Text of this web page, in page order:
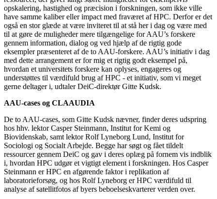
opskalering, hastighed og præcision i forskningen, som ikke ville
have samme kaliber eller impact med fraværet af HPC. Derfor er det
også en stor glæde at være inviteret til at stå her i dag og være med
til at gøre de muligheder mere tilgængelige for AAU’s forskere
gennem information, dialog og ved hjælp af de rigtig gode
eksempler præsenteret af de to AAU-forskere. AAU’s initiativ i dag
med dette arrangement er for mig et rigtig godt eksempel på,
hvordan et universitets forskere kan oplyses, engageres og
understøttes til værdifuld brug af HPC - et initiativ, som vi meget
gerne deltager i, udtaler DeiC-direktør Gitte Kudsk.
AAU-cases og CLAAUDIA
De to AAU-cases, som Gitte Kudsk nævner, finder deres udspring
hos hhv. lektor Casper Steinmann, Institut for Kemi og
Biovidenskab, samt lektor Rolf Lyneborg Lund, Institut for
Sociologi og Socialt Arbejde. Begge har søgt og fået tildelt
ressourcer gennem DeiC og gav i deres oplæg på fornem vis indblik
i, hvordan HPC udgør et vigtigt element i forskningen. Hos Casper
Steinmann er HPC en afgørende faktor i replikation af
laboratorieforsøg, og hos Rolf Lyneborg er HPC værdifuld til
analyse af satellitfotos af byers beboelseskvarterer verden over.